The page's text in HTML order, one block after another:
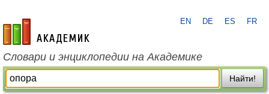
academic.ru
EN DE ES FR
Словари и энциклопедии на Академике
Найти!